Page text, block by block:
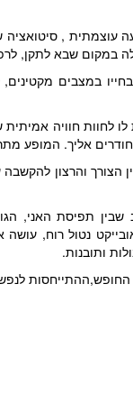
,
במקום שבא לתקן,
במצבים
לחוות חוויה
חודרים אליך. המופע
והרצון
תפיסת האני,
נטול רוח,
ותובנות.
לנפש